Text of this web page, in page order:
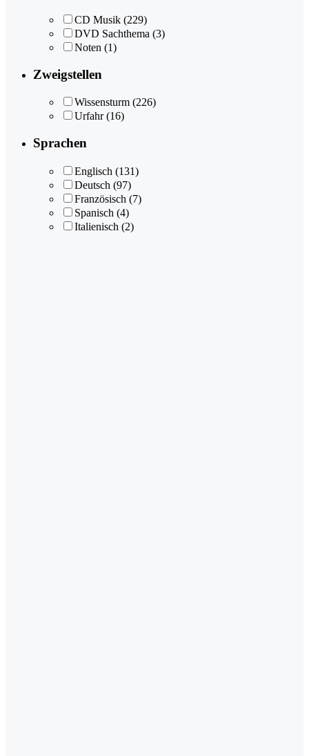
CD Musik (229)
DVD Sachthema (3)
Noten (1)
Zweigstellen
Wissensturm (226)
Urfahr (16)
Sprachen
Englisch (131)
Deutsch (97)
Französisch (7)
Spanisch (4)
Italienisch (2)